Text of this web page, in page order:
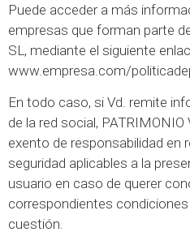
Puede acceder a más
empresas que forman parte
SL, mediante el siguiente
www.empresa.com/
En todo caso, si Vd. remite
de la red social, PATRIMONIO
exento de responsabilidad en
seguridad aplicables a la
usuario en caso de querer
correspondientes
cuestión.